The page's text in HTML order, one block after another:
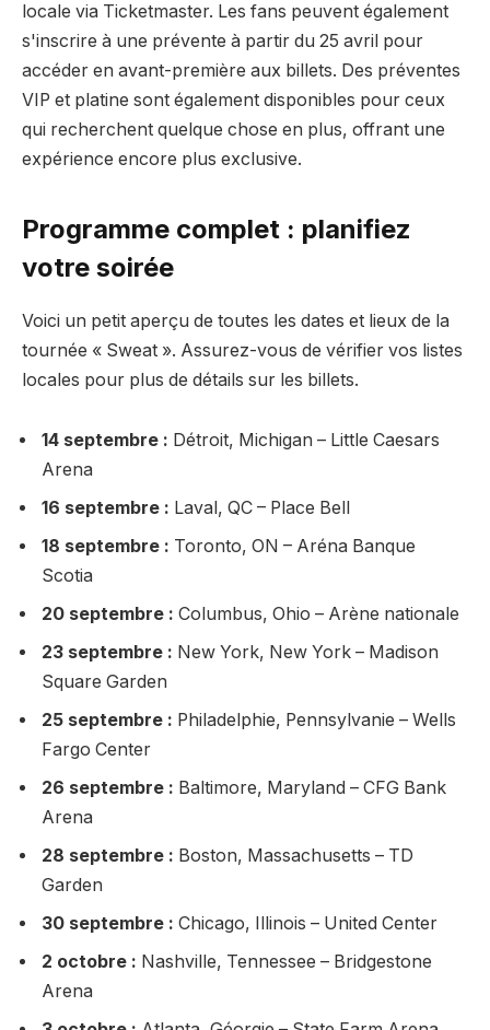
locale via Ticketmaster. Les fans peuvent également
s'inscrire à une prévente à partir du 25 avril pour
accéder en avant-première aux billets. Des préventes
VIP et platine sont également disponibles pour ceux
qui recherchent quelque chose en plus, offrant une
expérience encore plus exclusive.
Programme complet : planifiez
votre soirée
Voici un petit aperçu de toutes les dates et lieux de la
tournée « Sweat ». Assurez-vous de vérifier vos listes
locales pour plus de détails sur les billets.
14 septembre : Détroit, Michigan – Little Caesars
Arena
16 septembre : Laval, QC – Place Bell
18 septembre : Toronto, ON – Aréna Banque
Scotia
20 septembre : Columbus, Ohio – Arène nationale
23 septembre : New York, New York – Madison
Square Garden
25 septembre : Philadelphie, Pennsylvanie – Wells
Fargo Center
26 septembre : Baltimore, Maryland – CFG Bank
Arena
28 septembre : Boston, Massachusetts – TD
Garden
30 septembre : Chicago, Illinois – United Center
2 octobre : Nashville, Tennessee – Bridgestone
Arena